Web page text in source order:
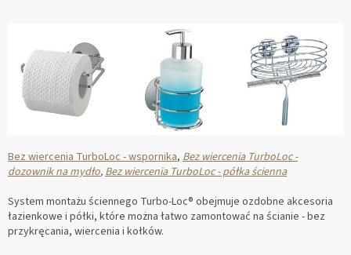
Bez wiercenia TurboLoc - wspornika, Bez wiercenia TurboLoc -
dozownik na mydło,Bez wiercenia TurboLoc - półka ścienna
System montażu ściennego Turbo-Loc® obejmuje ozdobne akcesoria
łazienkowe i półki, które można łatwo zamontować na ścianie - bez
przykręcania, wiercenia i kołków.